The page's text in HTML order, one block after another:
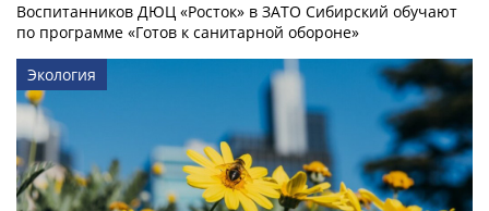
Воспитанников ДЮЦ «Росток» в ЗАТО Сибирский обучают
по программе «Готов к санитарной обороне»
Экология